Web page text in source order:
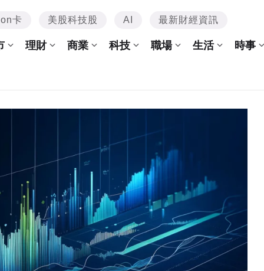
卡 美股科技股 AI 最新財經資訊
理財 商業 科技 職場 生活 時事